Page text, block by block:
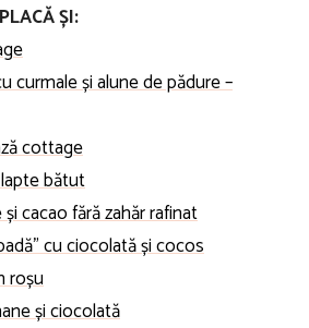
ȘI:
curmale și alune de pădure –
cottage
bătut
cacao fără zahăr rafinat
cu ciocolată și cocos
roșu
și ciocolată